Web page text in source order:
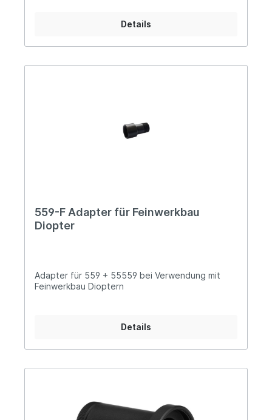
Details
559-F Adapter für Feinwerkbau
Diopter
Adapter für 559 + 55559 bei Verwendung mit
Feinwerkbau Dioptern
Details